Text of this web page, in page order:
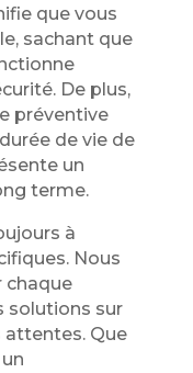
que vous
sachant que
De plus,
préventive
de vie de
un
terme.
à
Nous
chaque
solutions sur
attentes. Que